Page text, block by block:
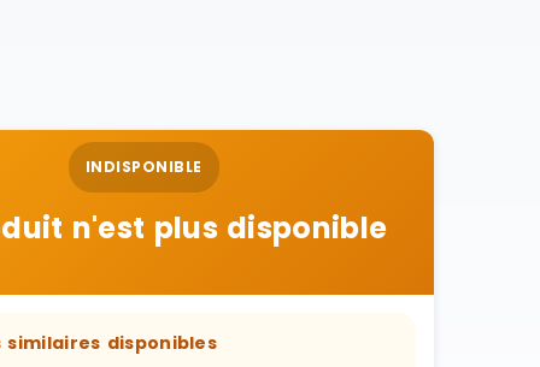
INDISPONIBLE
n'est plus disponible
similaires disponibles